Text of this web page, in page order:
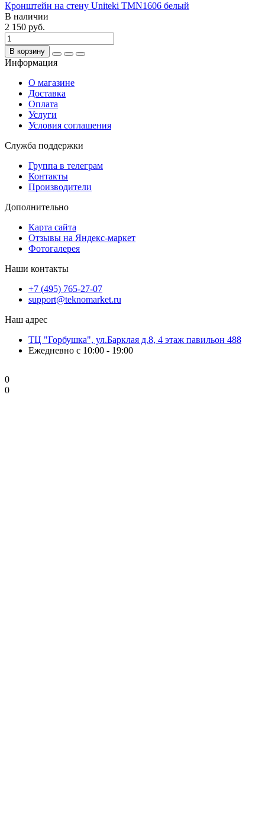
Кронштейн на стену Uniteki TMN1606 белый
В наличии
2 150 руб.
В корзину
Информация
О магазине
Доставка
Оплата
Услуги
Условия соглашения
Служба поддержки
Группа в телеграм
Контакты
Производители
Дополнительно
Карта сайта
Отзывы на Яндекс-маркет
Фотогалерея
Наши контакты
+7 (495) 765-27-07
support@teknomarket.ru
Наш адрес
ТЦ "Горбушка", ул.Барклая д.8, 4 этаж павильон 488
Ежедневно с 10:00 - 19:00
0
0